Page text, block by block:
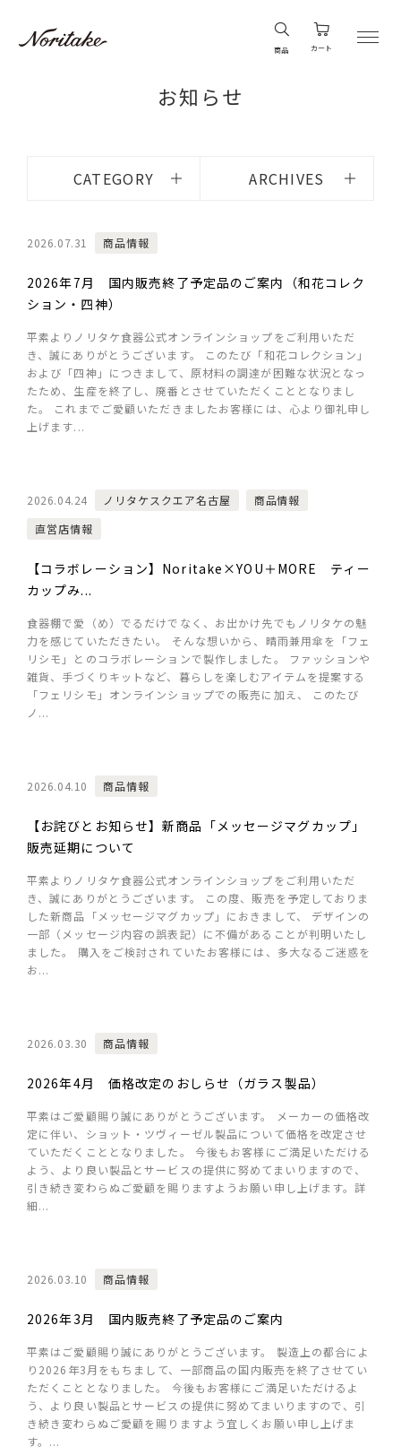
商品 カート
お知らせ
CATEGORY ARCHIVES
2026.07.31 商品情報
2026年7月 国内販売終了予定品のご案内（和花コレク
ション・四神）
平素よりノリタケ食器公式オンラインショップをご利用いただ
き、誠にありがとうございます。 このたび「和花コレクション」
および「四神」につきまして、原材料の調達が困難な状況となっ
たため、生産を終了し、廃番とさせていただくこととなりまし
た。 これまでご愛顧いただきましたお客様には、心より御礼申し
上げます...
2026.04.24 ノリタケスクエア名古屋
商品情報
直営店情報
【コラボレーション】Noritake×YOU＋MORE ティー
カップみ...
食器棚で愛（め）でるだけでなく、お出かけ先でもノリタケの魅
力を感じていただきたい。 そんな想いから、晴雨兼用傘を「フェ
リシモ」とのコラボレーションで製作しました。 ファッションや
雑貨、手づくりキットなど、暮らしを楽しむアイテムを提案する
「フェリシモ」オンラインショップでの販売に加え、 このたび
ノ...
2026.04.10 商品情報
【お詫びとお知らせ】新商品「メッセージマグカップ」
販売延期について
平素よりノリタケ食器公式オンラインショップをご利用いただ
き、誠にありがとうございます。 この度、販売を予定しておりま
した新商品「メッセージマグカップ」におきまして、 デザインの
一部（メッセージ内容の誤表記）に不備があることが判明いたし
ました。 購入をご検討されていたお客様には、多大なるご迷惑を
お...
2026.03.30 商品情報
2026年4月 価格改定のおしらせ（ガラス製品）
平素はご愛顧賜り誠にありがとうございます。 メーカーの価格改
定に伴い、ショット・ツヴィーゼル製品について価格を改定させ
ていただくこととなりました。 今後もお客様にご満足いただける
よう、より良い製品とサービスの提供に努めてまいりますので、
引き続き変わらぬご愛顧を賜りますようお願い申し上げます。詳
細...
2026.03.10 商品情報
2026年3月 国内販売終了予定品のご案内
平素はご愛顧賜り誠にありがとうございます。 製造上の都合によ
り2026年3月をもちまして、一部商品の国内販売を終了させてい
ただくこととなりました。 今後もお客様にご満足いただけるよ
う、より良い製品とサービスの提供に努めてまいりますので、引
き続き変わらぬご愛顧を賜りますよう宜しくお願い申し上げま
す。...